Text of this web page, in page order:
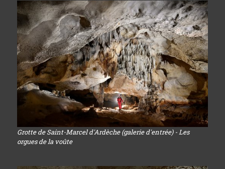
Grotte de Saint-Marcel d'Ardèche (galerie d'entrée) - Les
orgues de la voûte